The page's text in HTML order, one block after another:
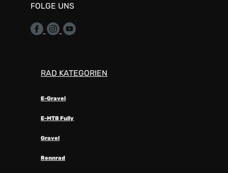
FOLGE UNS
RAD KATEGORIEN
E-Gravel
E-MTB Fully
Gravel
Rennrad